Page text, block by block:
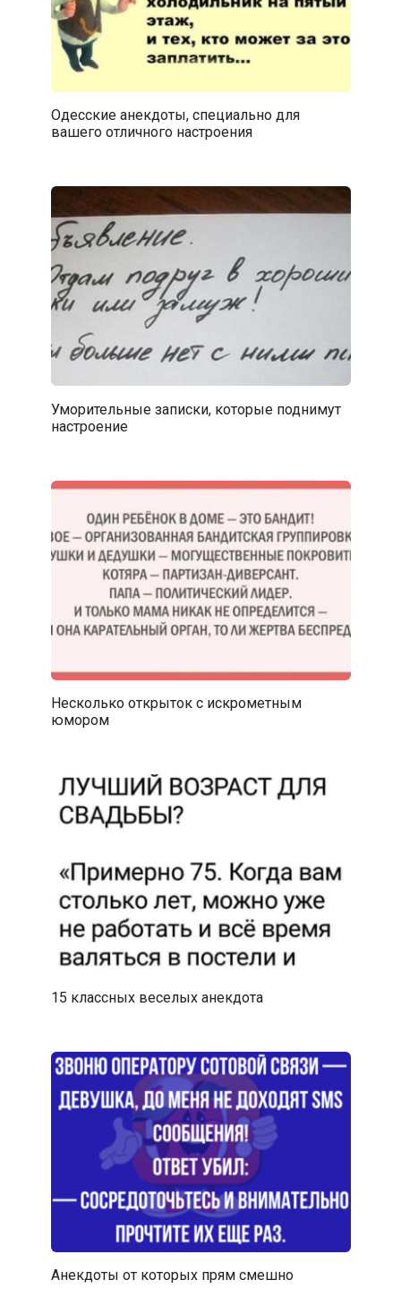
Одесские анекдоты, специально для
вашего отличного настроения
Уморительные записки, которые поднимут
настроение
Несколько открыток с искрометным
юмором
15 классных веселых анекдота
Анекдоты от которых прям смешно